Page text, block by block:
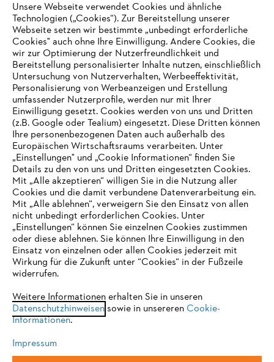
IHR BROWSER WIRD NICHT
UNTERSTÜTZT
eine optimale Nutzung unserer Seite empfehlen wir Ihnen, zu
einem der folgenden Browser zu wechseln:
Firefox Chrome
Unsere Webseite verwendet Cookies und ähnliche
Technologien („Cookies“). Zur Bereitstellung unserer
Webseite setzen wir bestimmte „unbedingt erforderliche
Cookies" auch ohne Ihre Einwilligung. Andere Cookies, die
wir zur Optimierung der Nutzerfreundlichkeit und
Bereitstellung personalisierter Inhalte nutzen, einschließlich
Untersuchung von Nutzerverhalten, Werbeeffektivität,
Personalisierung von Werbeanzeigen und Erstellung
umfassender Nutzerprofile, werden nur mit Ihrer
Einwilligung gesetzt. Cookies werden von uns und Dritten
(z.B. Google oder Tealium) eingesetzt. Diese Dritten können
Ihre personenbezogenen Daten auch außerhalb des
Europäischen Wirtschaftsraums verarbeiten. Unter
„Einstellungen" und „Cookie Informationen“ finden Sie
Details zu den von uns und Dritten eingesetzten Cookies.
Mit „Alle akzeptieren“ willigen Sie in die Nutzung aller
Cookies und die damit verbundene Datenverarbeitung ein.
Mit „Alle ablehnen“, verweigern Sie den Einsatz von allen
nicht unbedingt erforderlichen Cookies. Unter
„Einstellungen“ können Sie einzelnen Cookies zustimmen
oder diese ablehnen. Sie können Ihre Einwilligung in den
Einsatz von einzelnen oder allen Cookies jederzeit mit
Wirkung für die Zukunft unter “Cookies“ in der Fußzeile
widerrufen.
Weitere Informationen erhalten Sie in unseren
Datenschutzhinweisensowie in unsereren Cookie-
Informationen.
Impressum